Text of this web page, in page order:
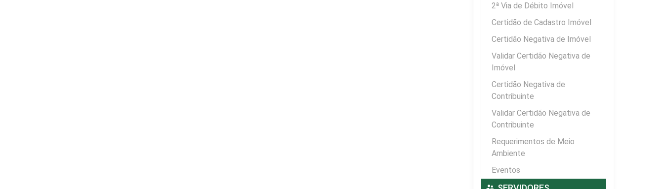
2ª Via de Débito Imóvel
Certidão de Cadastro Imóvel
Certidão Negativa de Imóvel
Validar Certidão Negativa de
Imóvel
Certidão Negativa de
Contribuinte
Validar Certidão Negativa de
Contribuinte
Requerimentos de Meio
Ambiente
Eventos